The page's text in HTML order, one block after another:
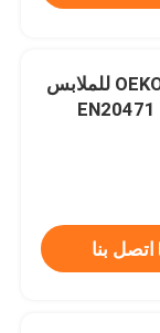
شريط عاكس فضي OEKO للملابس
اتصل بنا